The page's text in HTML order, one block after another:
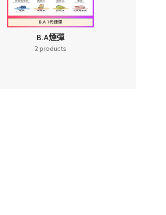
B.A煙彈
2 products